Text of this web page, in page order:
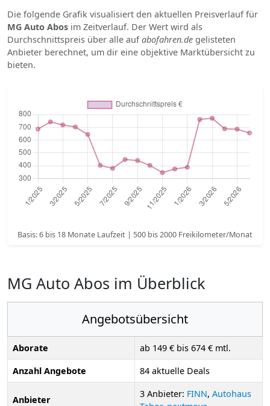
Die folgende Grafik visualisiert den aktuellen Preisverlauf für
MG Auto Abos im Zeitverlauf. Der Wert wird als
Durchschnittspreis über alle aufabofahren.de gelisteten
Anbieter berechnet, um dir eine objektive Marktübersicht zu
bieten.
Basis: 6 bis 18 Monate Laufzeit | 500 bis 2000 Freikilometer/Monat
MG Auto Abos im Überblick
Angebotsübersicht
Aborate
ab 149 € bis 674 € mtl.
Anzahl Angebote
84 aktuelle Deals
Anbieter
3 Anbieter: FINN, Autohaus